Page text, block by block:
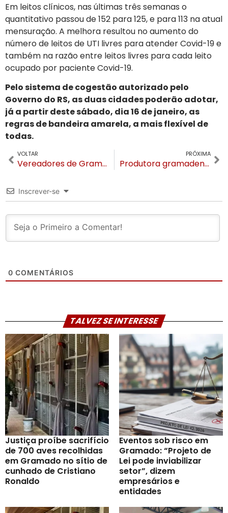
Em leitos clínicos, nas últimas três semanas o
quantitativo passou de 152 para 125, e para 113 na atual
mensuração. A melhora resultou no aumento do
número de leitos de UTI livres para atender Covid-19 e
também na razão entre leitos livres para cada leito
ocupado por paciente Covid-19.
Pelo sistema de cogestão autorizado pelo
Governo do RS, as duas cidades poderão adotar,
já a partir deste sábado, dia 16 de janeiro, as
regras de bandeira amarela, a mais flexível de
todas.
VOLTAR
Vereadores de Gramado explicam o formato do recesso de um mês
PRÓXIMA
Produtora gramadense, de 21 anos, cria show e conquista contrato com a Rede Laghetto
Inscrever-se
0 COMENTÁRIOS
TALVEZ SE INTERESSE
Justiça proíbe sacrifício
de 700 aves recolhidas
em Gramado no sítio de
cunhado de Cristiano
Ronaldo
Eventos sob risco em
Gramado: “Projeto de
Lei pode inviabilizar
setor”, dizem
empresários e
entidades